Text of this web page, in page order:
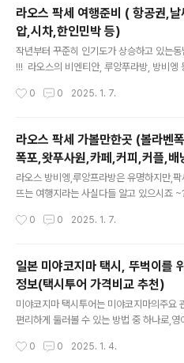
커플,배낭여행 추천)라오스 방비엥,루앙프
만,팍세는 이제 막 뜨는 여행지라는 사실다
죠 ~?! 지난번 라오스 팍세 지역의날씨,환
인민박 등전체적인 소개를 먼저 드
m 라오스 팍세 왓푸사원 가는방법 라오
반은 걸리는 위치에 있습니다. 시내에서 별
라오스 팍세 여행준비 ( 항공권,
압,시차,한인민박 등)
작년부터 꾸준히 인기도가 상승하고 있는
!!! 라오스의 비엔티안, 루앙푸라방, 방비엥
지역들 외에도 라오스의 숨겨진 보석 라오스
시로쎄도네강과 메콩강이 합류하는 지점에
요. 라오스 팍세는 자연의 아름다움이 그대
로 동남아 최대폭포인 땃이양폭포,유네스
인 왓푸사원 등볼거리가 아주 다양하고 폭
짚라인 등 액티비티 스포츠 또한 즐길 수
있는 관광지 중 한 곳 이랍니다.그럼 라오스
0 0 2025. 1. 7.
라오스 팍세 가볼만한곳 (볼라벤
폭포,왓푸사원,카페,커피,커플,배
천)
라오스 방비엥,루앙프라방은 유명하지만,
뜨는 여행지라는 사실다들 알고 있으시죠
인 소개를 먼저 드렸는데 ! 잘 모르시는 분들
y.com/411 라오스 팍세 여행준비 ( 항공권,
압,시차,한인민박 등)작년부터 꾸준히 인기
있는동남아의 라오스 !!! 라오스의 비엔티안,
방비엥 등은 워낙한국관광객이 가장 많이
지역입니다. 그리고 이 지역들 외에
다. 라오스 팍세 가볼만한 곳 : 땃이양폭
0 0 2025. 1. 7.
일본 미야코지마 택시, 뚜벅이를
정보(택시투어 가격비교 추천)
미야코지마 택시투어는 미야코지마의주요
편리하게 둘러볼 수 있는 방법 중 하나로,영
한 문화유산으로 유명하며,택시투어를 통해
0 0 2025. 1. 4.